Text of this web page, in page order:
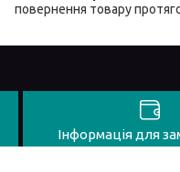
повернення товару
Інформація для